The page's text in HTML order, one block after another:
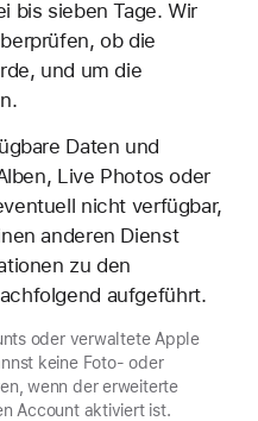
bis sieben Tage. Wir
ob die
und um die
Daten und
Live Photos oder
nicht verfügbar,
anderen Dienst
zu den
aufgeführt.
oder verwaltete Apple
keine Foto- oder
wenn der erweiterte
Account aktiviert ist.